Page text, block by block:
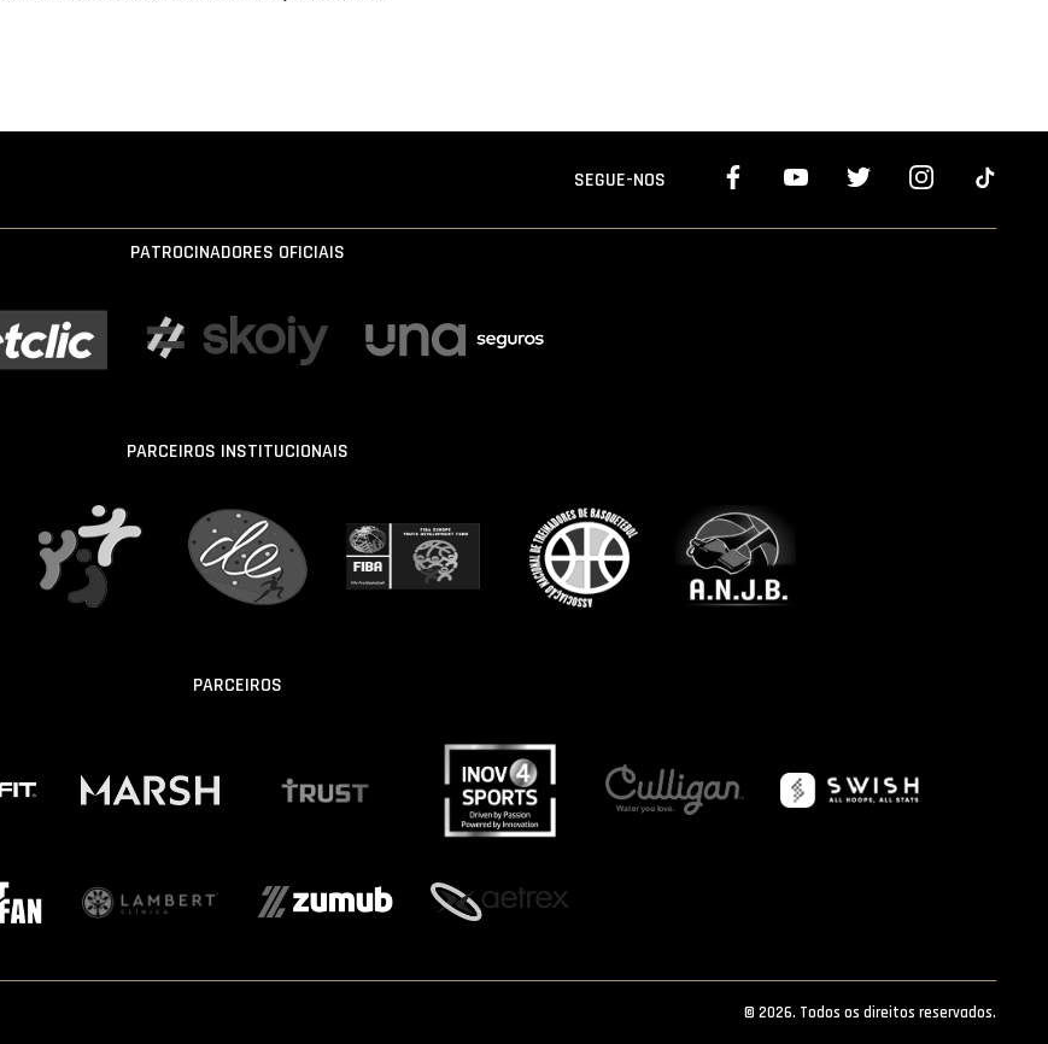
SEGUE-NOS
PATROCINADORES OFICIAIS
PARCEIROS INSTITUCIONAIS
PARCEIROS
© 2026. Todos os direitos reservados.